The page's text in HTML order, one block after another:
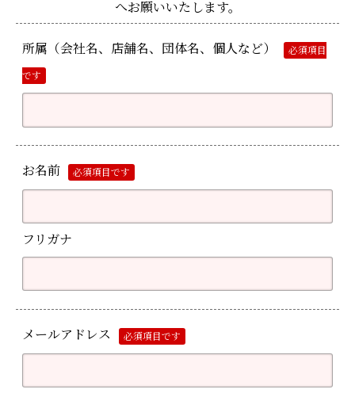
へお願いいたします。
所属（会社名、店舗名、団体名、個人など） 必須項目
です
お名前 必須項目です
フリガナ
メールアドレス 必須項目です